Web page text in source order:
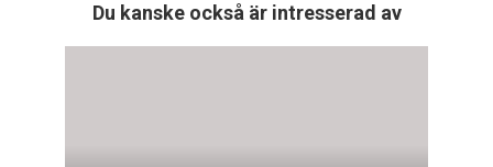
Du kanske också är intresserad av